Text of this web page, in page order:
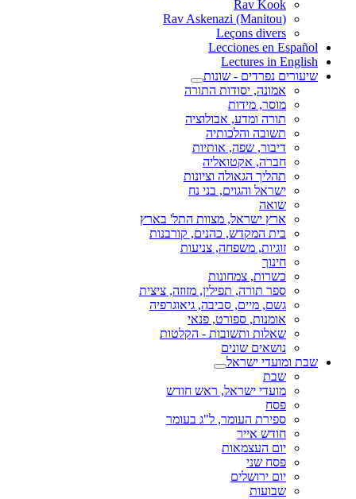
Rav Kook
(Rav Askenazi (Manitou
Leçons divers
Lecciones en Español
Lectures in English
שיעורים נפרדים - שונות
אמונה, יסודות התורה
מוסר, מידות
תורה ומדע, אבולוציה
תשובה והלכותיה
דיבור, שפה, אותיות
חברה, אקטואליה
תהליך הגאולה וציונות
ישראל והגוים, בני נח
שואה
ארץ ישראל, מצוות התל' בארץ
בית המקדש, כהנים, קורבנות
זוגיות, משפחה, צניעות
חינוך
כשרות, צמחונות
ספר תורה, תפילין, מזוזה, ציצית
גשם, מיים, סביבה, גיאוגרפיה
אומנות, ספורט, פנאי
שאלות ותשובות - הקלטות
נושאים שונים
שבת ומועדי ישראל
שבת
מועדי ישראל, ראש חודש
פסח
ספירת העומר, ל"ג בעומר
חודש אייר
יום העצמאות
פסח שני
יום ירושלים
שבועות